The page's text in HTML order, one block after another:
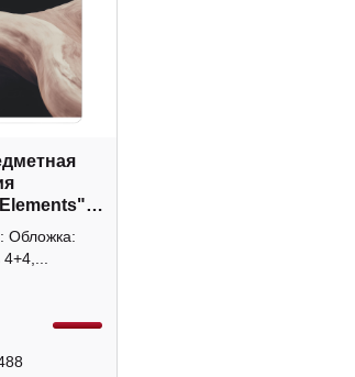
N6271 Be
Обложка: